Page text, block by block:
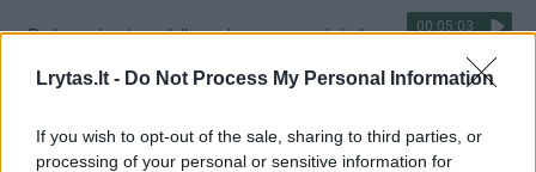
Lrytas.lt - Do Not Process My Personal Information
If you wish to opt-out of the sale, sharing to third parties, or
processing of your personal or sensitive information for
00:05:03
R. Janutienė prabilo apie savo naujoje knygoje